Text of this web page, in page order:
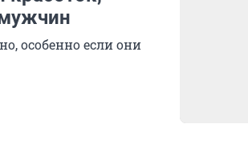
особенно если они